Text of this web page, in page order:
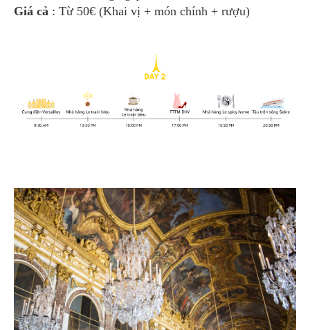
Giá cả : Từ 50€ (Khai vị + món chính + rượu)